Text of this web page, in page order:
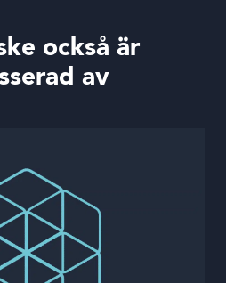
också är
av